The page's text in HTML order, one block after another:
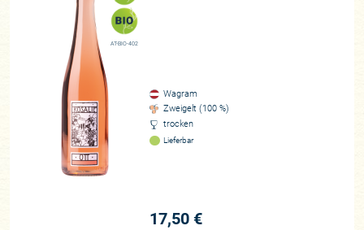
AT-BIO-402
Wagram
Zweigelt (100 %)
trocken
Lieferbar
17,50 €